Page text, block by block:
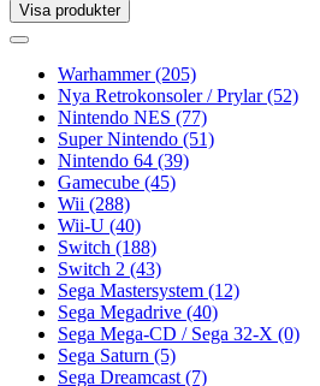
Visa produkter
Toggle
Toggle
navigationWarhammer(205)
Nya Retrokonsoler / Prylar(52)
Nintendo NES (77)
Super Nintendo (51)
Nintendo 64 (39)
Gamecube (45)
Wii (288)
Wii-U (40)
Switch (188)
Switch 2 (43)
Sega Mastersystem (12)
Sega Megadrive (40)
Sega Mega-CD / Sega 32-X (0)
Sega Saturn (5)
Sega Dreamcast (7)